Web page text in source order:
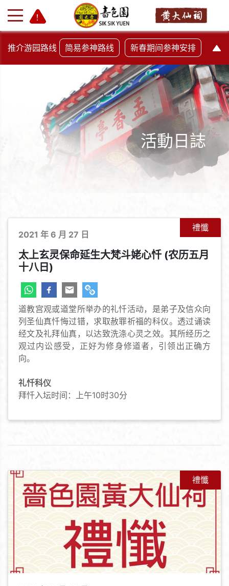
+
推介游园路线 简易参神路线 新春期间参神安排
活動日誌
禮懺
2021 年 6 月 27 日
太上玄灵保命延生大梵斗姥心忏 (农历五月
十八日)
道教宫观或道堂所举办的礼忏活动，是弟子及信众向
列圣仙真忏悔过错，求取赦罪祈福的科仪。透过诵读
经文及礼拜仙真，以达致洗涤心灵之效。其所经历之
观过内讼感受，正好为修身修道者，引领出正确方
向。
礼忏科仪
拜忏入坛时间：上午10时30分
禮懺